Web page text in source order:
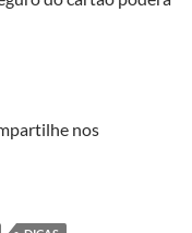
nos